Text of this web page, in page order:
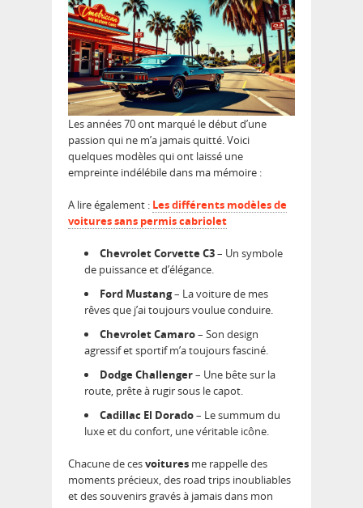
Les années 70 ont marqué le début d’une
passion qui ne m’a jamais quitté. Voici
quelques modèles qui ont laissé une
empreinte indélébile dans ma mémoire :
A lire également : Les différents modèles de
voitures sans permis cabriolet
Chevrolet Corvette C3– Un symbole
de puissance et d’élégance.
Ford Mustang– La voiture de mes
rêves que j’ai toujours voulue conduire.
Chevrolet Camaro– Son design
agressif et sportif m’a toujours fasciné.
Dodge Challenger– Une bête sur la
route, prête à rugir sous le capot.
Cadillac El Dorado– Le summum du
luxe et du confort, une véritable icône.
Chacune de cesvoitures me rappelle des
moments précieux, des road trips inoubliables
et des souvenirs gravés à jamais dans mon